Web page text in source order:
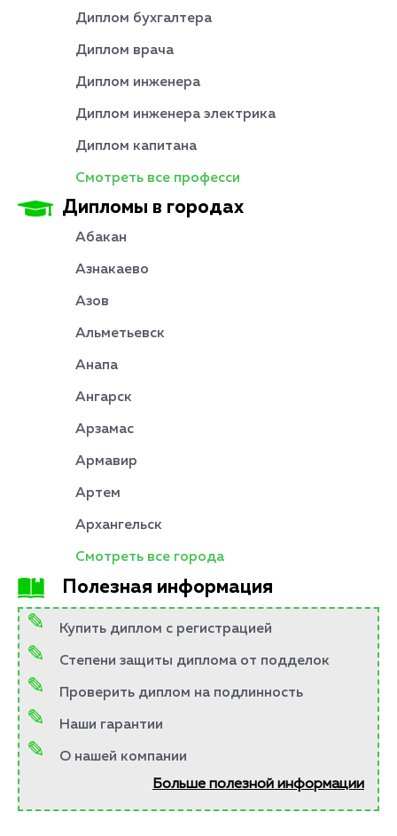
Диплом бухгалтера
Диплом врача
Диплом инженера
Диплом инженера электрика
Диплом капитана
Смотреть все професси
Дипломы в городах
Абакан
Азнакаево
Азов
Альметьевск
Анапа
Ангарск
Арзамас
Армавир
Артем
Архангельск
Смотреть все города
Полезная информация
Купить диплом с регистрацией
Степени защиты диплома от подделок
Проверить диплом на подлинность
Наши гарантии
О нашей компании
Больше полезной информации